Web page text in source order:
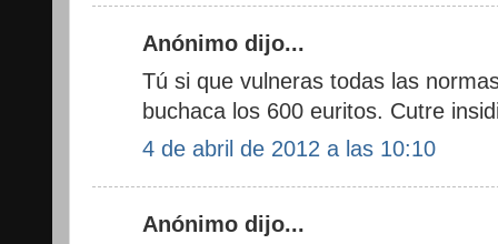
Anónimo dijo...
Tú si que vulneras todas las
buchaca los 600 euritos. Cutre
4 de abril de 2012 a las 10:10
Anónimo dijo...